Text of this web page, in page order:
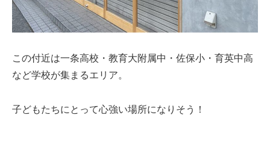
この付近は一条高校・教育大附属中・佐保小・育英中高
など学校が集まるエリア。
子どもたちにとって心強い場所になりそう！